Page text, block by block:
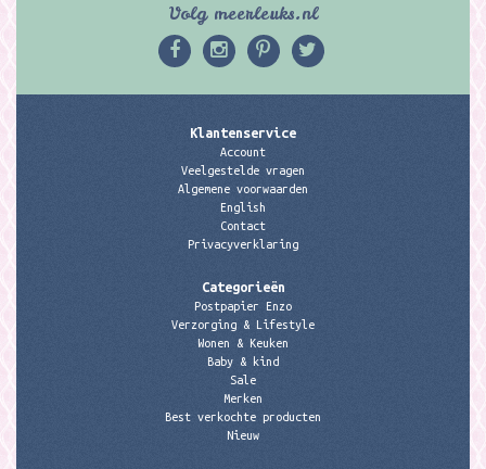
Volg meerleuks.nl
Klantenservice
Account
Veelgestelde vragen
Algemene voorwaarden
English
Contact
Privacyverklaring
Categorieën
Postpapier Enzo
Verzorging & Lifestyle
Wonen & Keuken
Baby & kind
Sale
Merken
Best verkochte producten
Nieuw